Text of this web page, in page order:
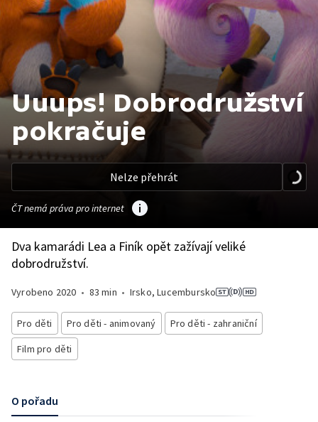
Uuups! Dobrodružství
pokračuje
Nelze přehrát
ČT nemá práva pro internet
Dva kamarádi Lea a Finík opět zažívají veliké
dobrodružství.
Vyrobeno 2020 • 83 min • Irsko, Lucembursko
Pro děti Pro děti - animovaný
Pro děti - zahraniční
Film pro děti
O pořadu